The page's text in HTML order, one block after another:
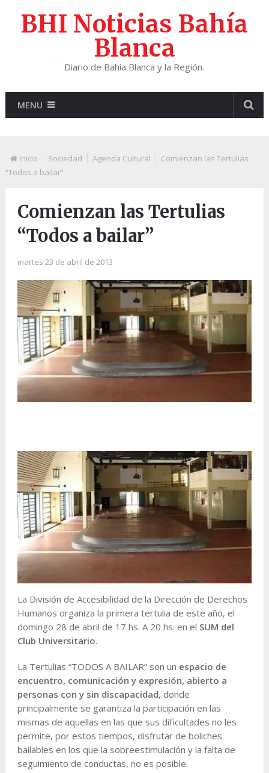
BHI Noticias Bahía
Blanca
Diario de Bahía Blanca y la Región.
MENU
Inicio Sociedad Agenda Cultural
Comienzan las Tertulias
“Todos a bailar”
Comienzan las Tertulias
“Todos a bailar”
martes 23 de abril de 2013
La División de Accesibilidad de la Dirección de Derechos
Humanos organiza la primera tertulia de este año, el
domingo 28 de abril de 17 hs. A 20 hs. en el SUM del
Club Universitario.
La Tertulias “TODOS A BAILAR” son un espacio de
encuentro, comunicación y expresión, abierto a
personas con y sin discapacidad, donde
principalmente se garantiza la participación en las
mismas de aquellas en las que sus dificultades no les
permite, por estos tiempos, disfrutar de boliches
bailables en los que la sobreestimulación y la falta de
seguimiento de conductas, no es posible.